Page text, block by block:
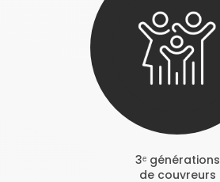
3ᵉ générations
de couvreurs